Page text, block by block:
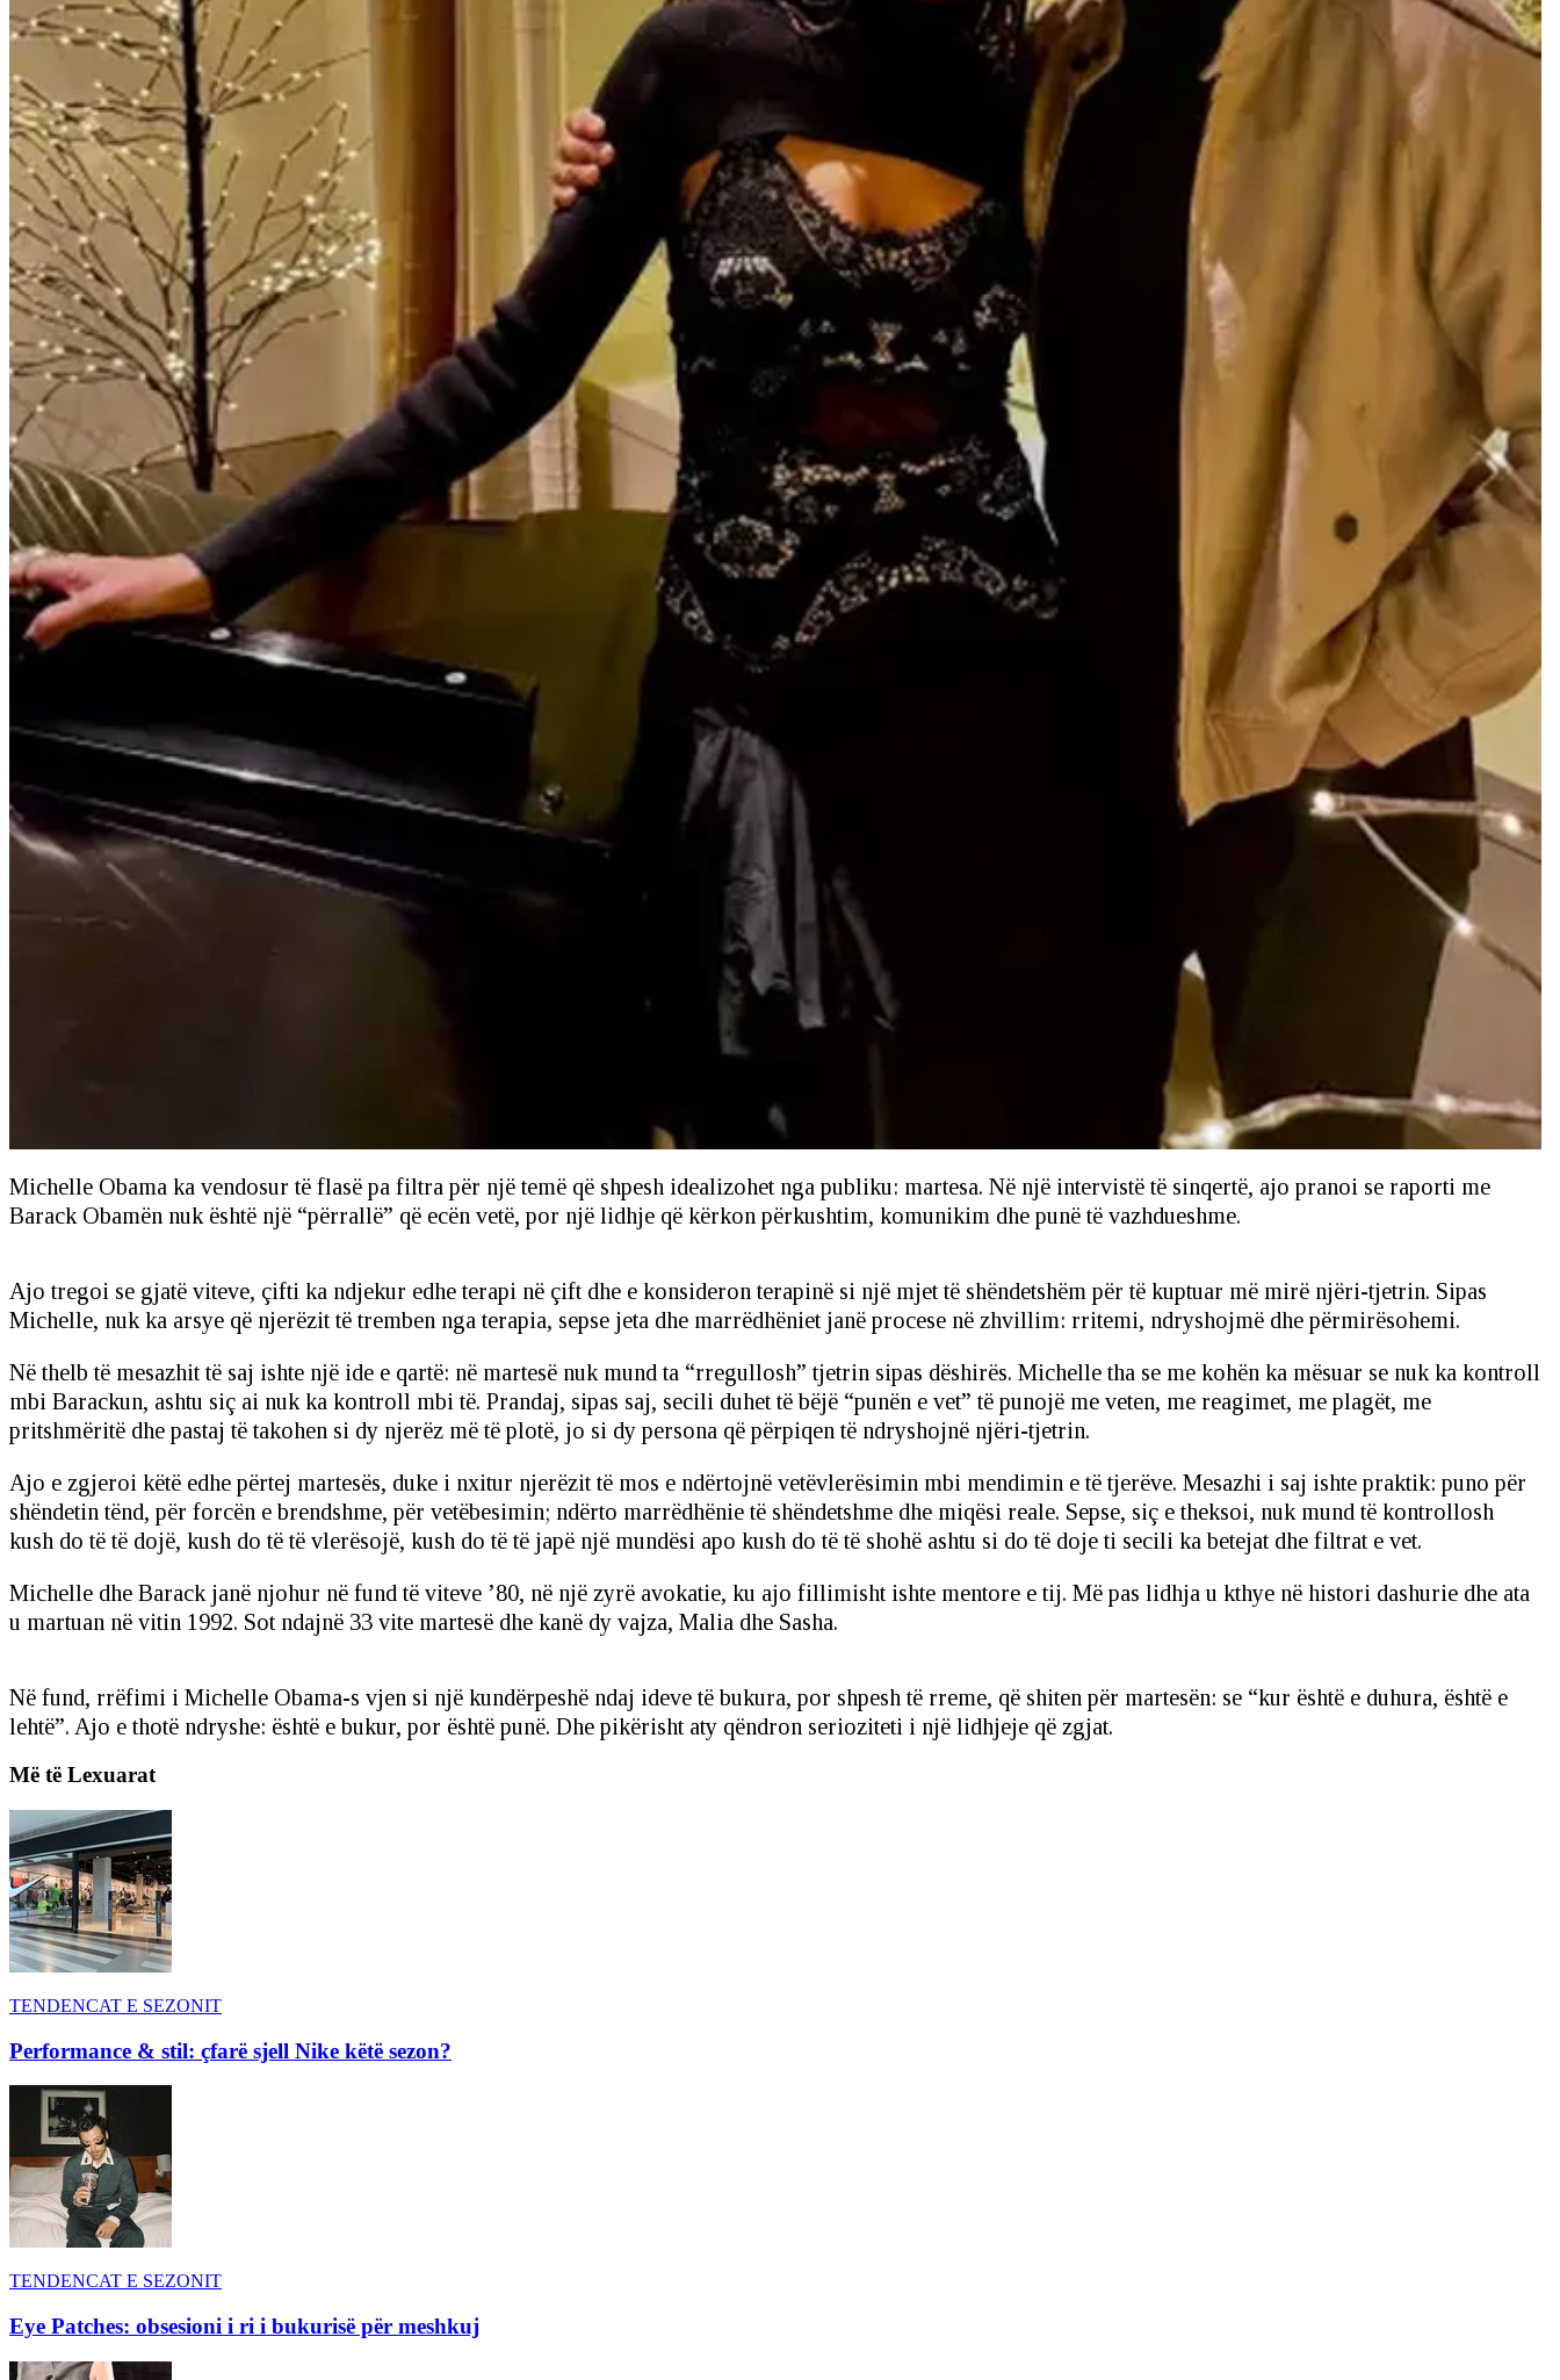
Michelle Obama ka vendosur të flasë pa filtra për një temë që shpesh idealizohet nga publiku: martesa. Në një intervistë të sinqertë, ajo pranoi se raporti me
Barack Obamën nuk është një “përrallë” që ecën vetë, por një lidhje që kërkon përkushtim, komunikim dhe punë të vazhdueshme.
Ajo tregoi se gjatë viteve, çifti ka ndjekur edhe terapi në çift dhe e konsideron terapinë si një mjet të shëndetshëm për të kuptuar më mirë njëri-tjetrin. Sipas
Michelle, nuk ka arsye që njerëzit të tremben nga terapia, sepse jeta dhe marrëdhëniet janë procese në zhvillim: rritemi, ndryshojmë dhe përmirësohemi.
Në thelb të mesazhit të saj ishte një ide e qartë: në martesë nuk mund ta “rregullosh” tjetrin sipas dëshirës. Michelle tha se me kohën ka mësuar se nuk ka kontroll
mbi Barackun, ashtu siç ai nuk ka kontroll mbi të. Prandaj, sipas saj, secili duhet të bëjë “punën e vet” të punojë me veten, me reagimet, me plagët, me
pritshmëritë dhe pastaj të takohen si dy njerëz më të plotë, jo si dy persona që përpiqen të ndryshojnë njëri-tjetrin.
Ajo e zgjeroi këtë edhe përtej martesës, duke i nxitur njerëzit të mos e ndërtojnë vetëvlerësimin mbi mendimin e të tjerëve. Mesazhi i saj ishte praktik: puno për
shëndetin tënd, për forcën e brendshme, për vetëbesimin; ndërto marrëdhënie të shëndetshme dhe miqësi reale. Sepse, siç e theksoi, nuk mund të kontrollosh
kush do të të dojë, kush do të të vlerësojë, kush do të të japë një mundësi apo kush do të të shohë ashtu si do të doje ti secili ka betejat dhe filtrat e vet.
Michelle dhe Barack janë njohur në fund të viteve ’80, në një zyrë avokatie, ku ajo fillimisht ishte mentore e tij. Më pas lidhja u kthye në histori dashurie dhe ata
u martuan në vitin 1992. Sot ndajnë 33 vite martesë dhe kanë dy vajza, Malia dhe Sasha.
Në fund, rrëfimi i Michelle Obama-s vjen si një kundërpeshë ndaj ideve të bukura, por shpesh të rreme, që shiten për martesën: se “kur është e duhura, është e
lehtë”. Ajo e thotë ndryshe: është e bukur, por është punë. Dhe pikërisht aty qëndron serioziteti i një lidhjeje që zgjat.
Më të Lexuarat
TENDENCAT E SEZONIT
Performance & stil: çfarë sjell Nike këtë sezon?
TENDENCAT E SEZONIT
Eye Patches: obsesioni i ri i bukurisë për meshkuj